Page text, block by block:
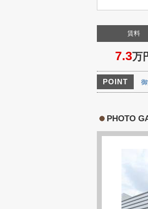
賃料
7.3万
POINT
PHOTO